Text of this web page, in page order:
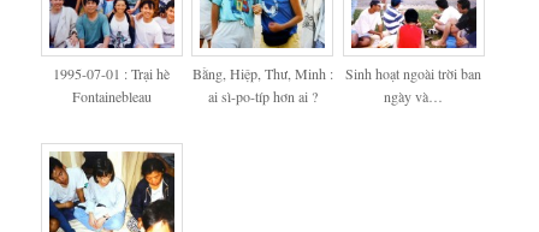
1995-07-01 : Trại hè
Fontainebleau
Bằng, Hiệp, Thư, Minh :
ai sì-po-típ hơn ai ?
Sinh hoạt ngoài trời ban
ngày và…